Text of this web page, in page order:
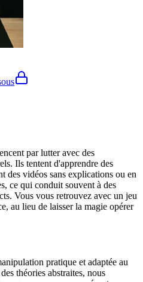
par lutter avec des
Ils tentent d'apprendre des
des vidéos sans explications ou en
ce qui conduit souvent à des
Vous vous retrouvez avec un jeu
au lieu de laisser la magie opérer
pratique et adaptée au
théories abstraites, nous